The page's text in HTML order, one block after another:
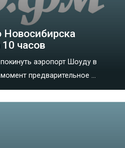
Новосибирска
часов
аэропорт Шоуду в
предварительное ...